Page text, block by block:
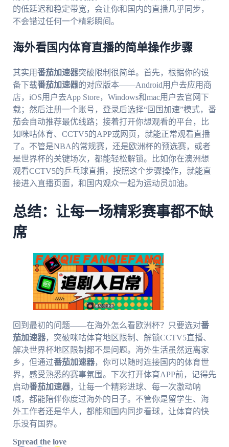
的低延迟和稳定带宽，会让你和国内的直播几乎同步，
不会错过任何一个精彩瞬间。
海外看国内体育直播的简单操作步骤
其实用番茄加速器突破限制很简单。首先，根据你的设
备下载番茄加速器的对应版本——Android用户去应用商
店，iOS用户去App Store，Windows和mac用户去官网下
载；然后注册一个账号，登录后选择“回国加速”模式，番
茄会自动推荐最优线路；接着打开你想观看的平台，比
如咪咕体育、CCTV5的APP或网页，就能正常观看直播
了。不管是NBA的常规赛，还是欧洲杯的预选赛，或者
是世界杯的关键场次，都能轻松解锁。比如你在澳洲想
观看CCTV5的乒乓球直播，按照这个步骤操作，就能直
接进入直播页面，和国内观众一起为运动员加油。
总结：让每一场精彩赛事都不缺
席
回到最初的问题——在海外怎么看欧洲杯？只要选对番
茄加速器，突破咪咕体育地区限制、解锁CCTV5直播、
解决世界杯地区限制都不是问题。海外生活虽然远离家
乡，但通过番茄加速器，你可以随时连接国内的体育世
界，感受熟悉的赛事氛围。下次打开体育APP前，记得先
启动番茄加速器，让每一个精彩进球、每一次激动呐
喊，都能陪伴你度过海外的日子。不管你是留学生、海
外工作者还是华人，都能和国内同步看球，让体育的快
乐没有国界。
Spread the love